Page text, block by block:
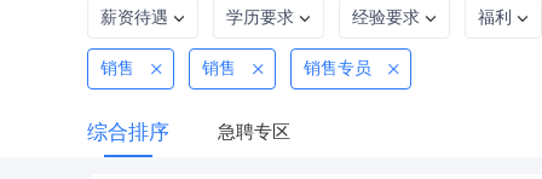
薪资待遇 学历要求 经验要求 福利
销售 销售 销售专员
综合排序 急聘专区